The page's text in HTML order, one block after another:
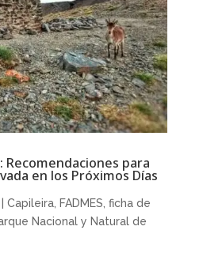
Recomendaciones para
en los Próximos Días
Capileira, FADMES ficha de
Nacional y Natural de